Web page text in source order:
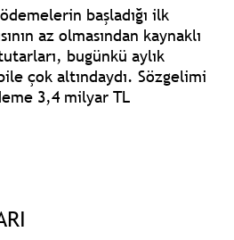
başladığı ilk
az olmasından kaynaklı
bugünkü aylık
çok altındaydı. Sözgelimi
3,4 milyar TL